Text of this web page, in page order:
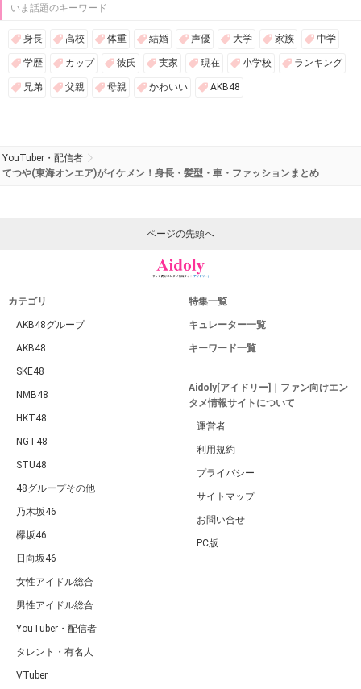
いま話題のキーワード
身長 高校 体重 結婚 声優 大学 家族 中学
学歴 カップ 彼氏 実家 現在 小学校 ランキング
兄弟 父親 母親 かわいい AKB48
YouTuber・配信者
てつや(東海オンエア)がイケメン！身長・髪型・車・ファッションまとめ
ページの先頭へ
カテゴリ
AKB48グループ
AKB48
SKE48
NMB48
HKT48
NGT48
STU48
48グループその他
乃木坂46
欅坂46
日向坂46
女性アイドル総合
男性アイドル総合
YouTuber・配信者
タレント・有名人
VTuber
特集一覧
キュレーター一覧
キーワード一覧
Aidoly[アイドリー]｜ファン向けエン
タメ情報サイトについて
運営者
利用規約
プライバシー
サイトマップ
お問い合せ
PC版